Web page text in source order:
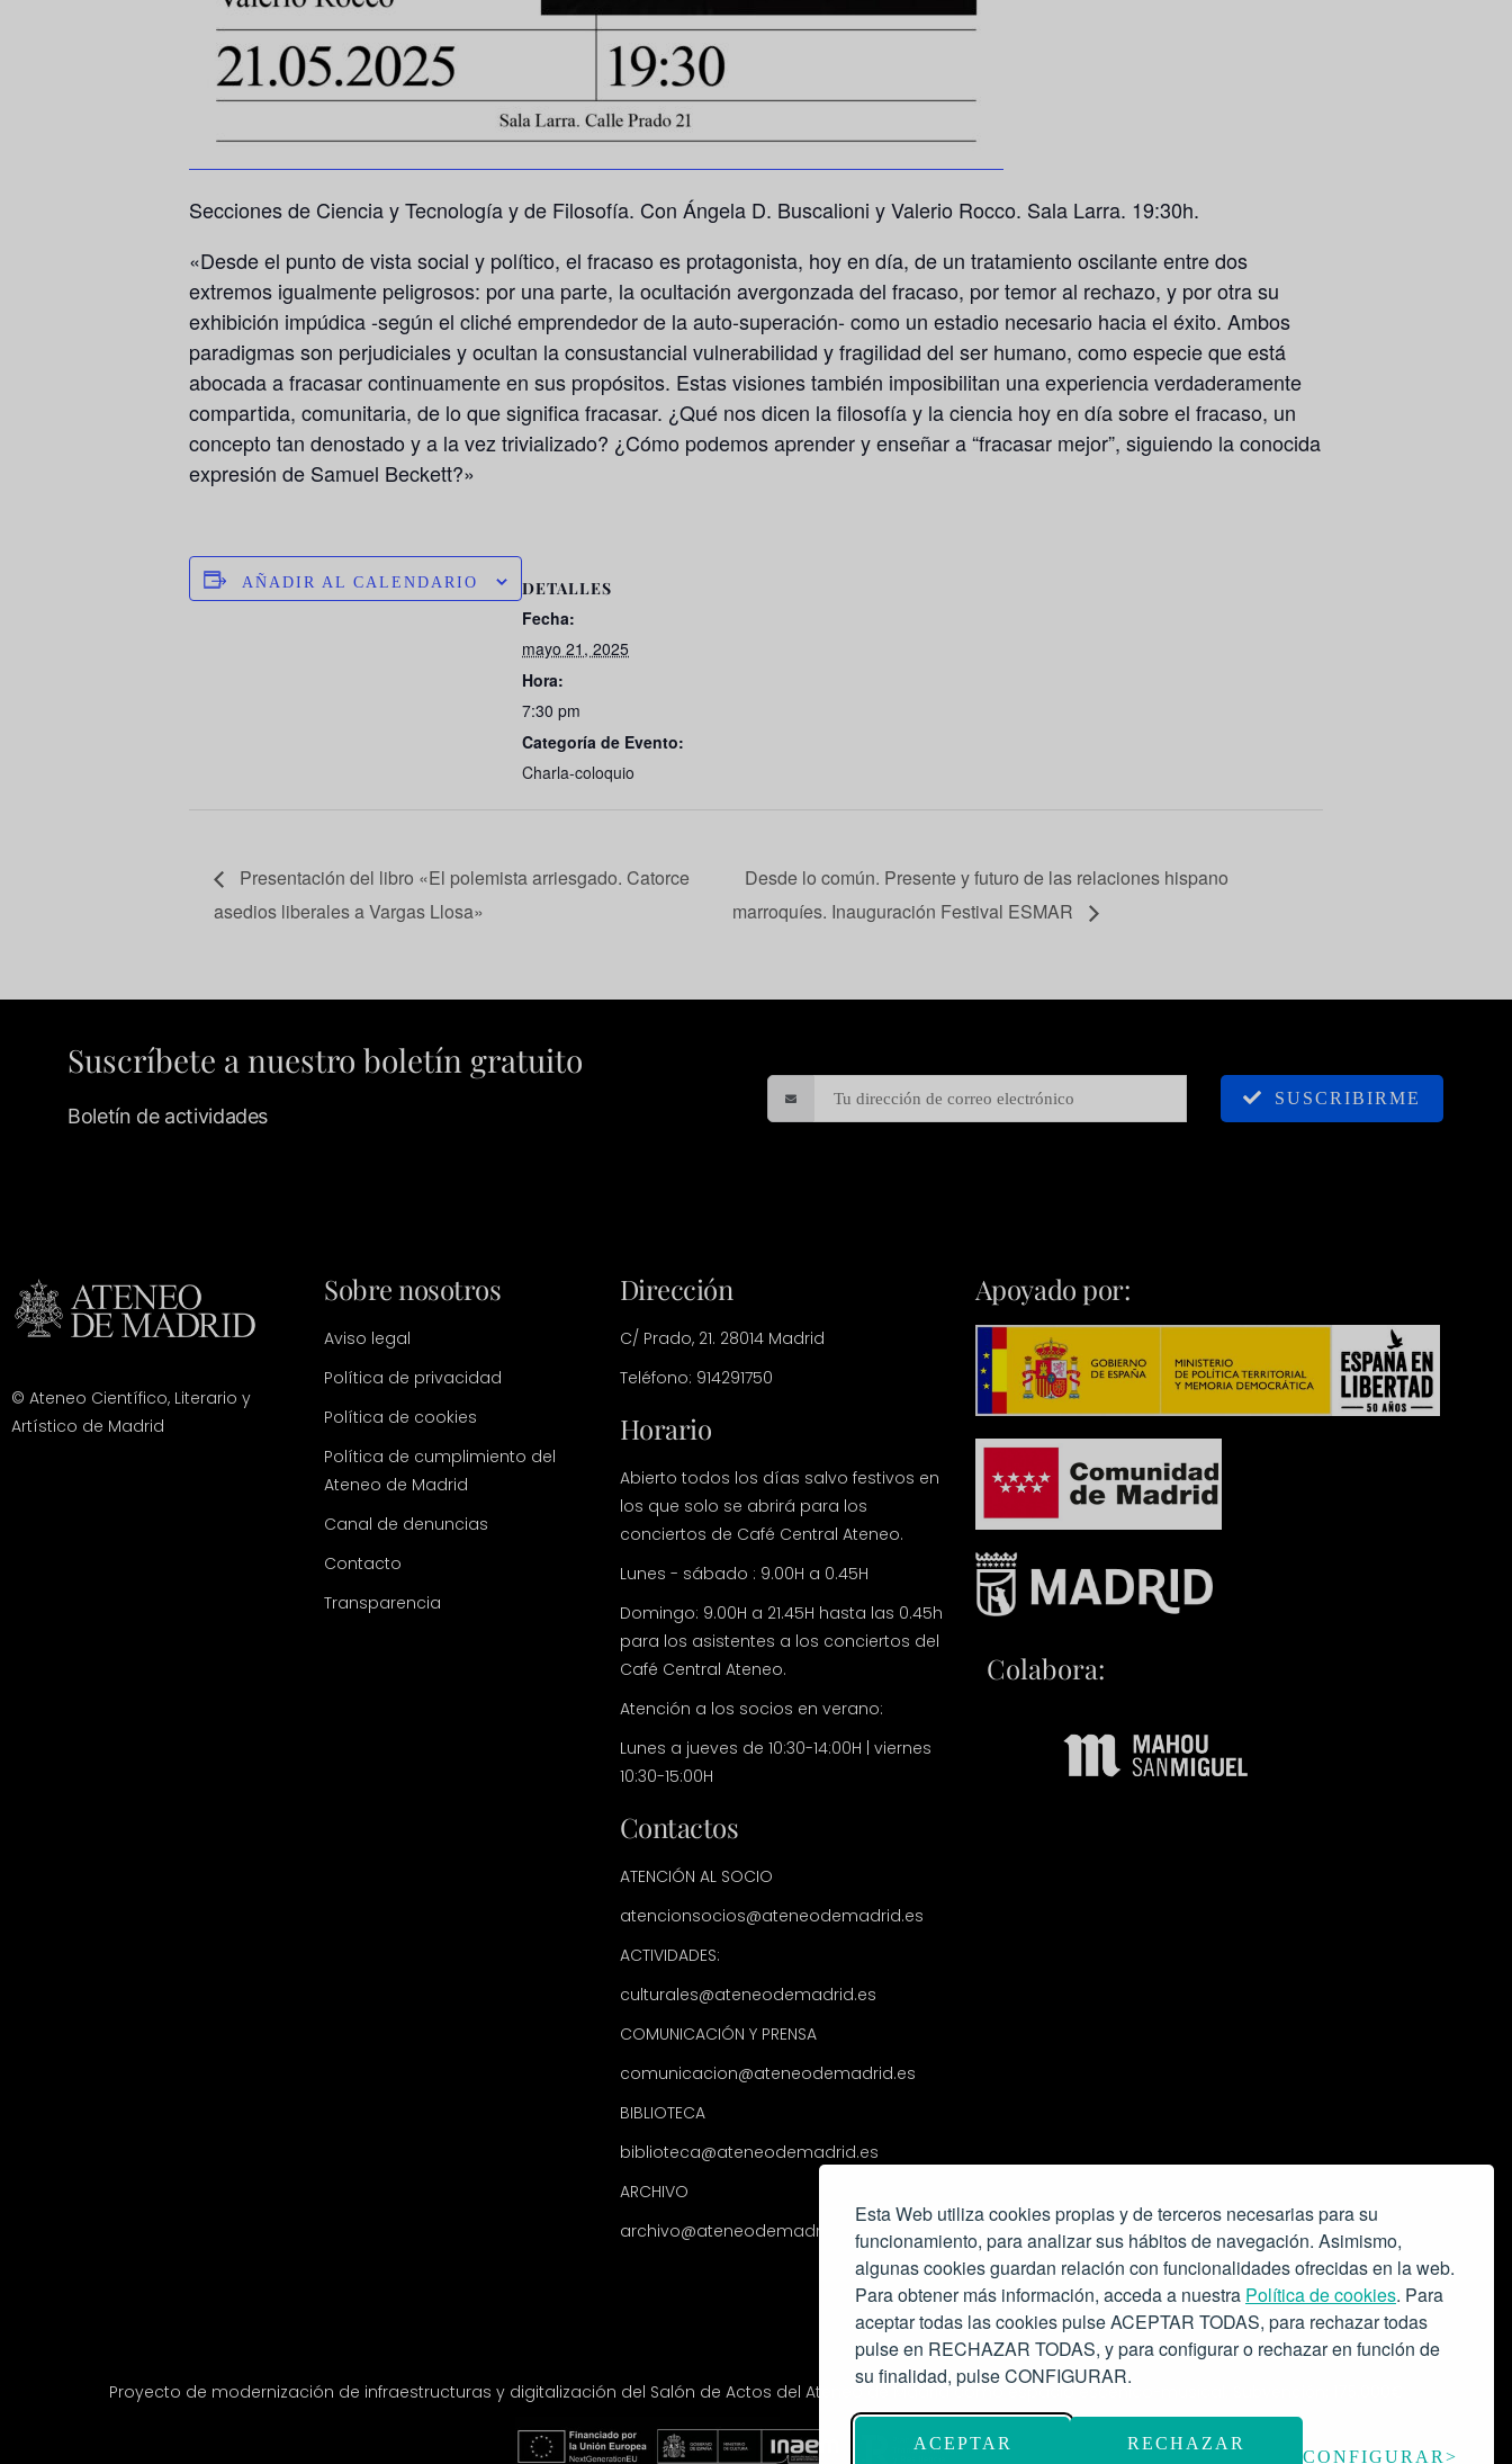
Esta Web utiliza cookies propias y de terceros necesarias para su
funcionamiento, para analizar sus hábitos de navegación. Asimismo,
algunas cookies guardan relación con funcionalidades ofrecidas en la web.
Para obtener más información, acceda a nuestra Política de cookies. Para
aceptar todas las cookies pulse ACEPTAR TODAS, para rechazar todas
pulse en RECHAZAR TODAS, y para configurar o rechazar en función de
su finalidad, pulse CONFIGURAR.
ACEPTAR
RECHAZAR
CONFIGURAR
Secciones de Ciencia y Tecnología y de Filosofía. Con Ángela D. Buscalioni y Valerio Rocco. Sala Larra. 19:30h.
«Desde el punto de vista social y político, el fracaso es protagonista, hoy en día, de un tratamiento oscilante entre dos
extremos igualmente peligrosos: por una parte, la ocultación avergonzada del fracaso, por temor al rechazo, y por otra su
exhibición impúdica -según el cliché emprendedor de la auto-superación- como un estadio necesario hacia el éxito. Ambos
paradigmas son perjudiciales y ocultan la consustancial vulnerabilidad y fragilidad del ser humano, como especie que está
abocada a fracasar continuamente en sus propósitos. Estas visiones también imposibilitan una experiencia verdaderamente
compartida, comunitaria, de lo que significa fracasar. ¿Qué nos dicen la filosofía y la ciencia hoy en día sobre el fracaso, un
concepto tan denostado y a la vez trivializado? ¿Cómo podemos aprender y enseñar a “fracasar mejor”, siguiendo la conocida
expresión de Samuel Beckett?»
AÑADIR AL CALENDARIO DETALLES
Fecha:
mayo 21, 2025
Hora:
7:30 pm
Categoría de Evento:
Charla-coloquio
Presentación del libro «El polemista arriesgado. Catorce
asedios liberales a Vargas Llosa»
Desde lo común. Presente y futuro de las relaciones hispano
marroquíes. Inauguración Festival ESMAR
Suscríbete a nuestro boletín gratuito
Boletín de actividades
SUSCRIBIRME
© Ateneo Científico, Literario y
Artístico de Madrid
Sobre nosotros
Aviso legal
Política de privacidad
Política de cookies
Política de cumplimiento del
Ateneo de Madrid
Canal de denuncias
Contacto
Transparencia
Dirección
C/ Prado, 21. 28014 Madrid
Teléfono: 914291750
Horario
Abierto todos los días salvo festivos en
los que solo se abrirá para los
conciertos de Café Central Ateneo.
Lunes - sábado : 9.00H a 0.45H
Domingo: 9.00H a 21.45H hasta las 0.45h
para los asistentes a los conciertos del
Café Central Ateneo.
Atención a los socios en verano:
Lunes a jueves de 10:30-14:00H | viernes
10:30-15:00H
Contactos
ATENCIÓN AL SOCIO
atencionsocios@ateneodemadrid.es
ACTIVIDADES:
culturales@ateneodemadrid.es
COMUNICACIÓN Y PRENSA
comunicacion@ateneodemadrid.es
BIBLIOTECA
biblioteca@ateneodemadrid.es
ARCHIVO
archivo@ateneodemadrid.es
Apoyado por:
Colabora:
Proyecto de modernización de infraestructuras y digitalización del Salón de Actos del Ateneo de Madrid como espacio escénico-musical.